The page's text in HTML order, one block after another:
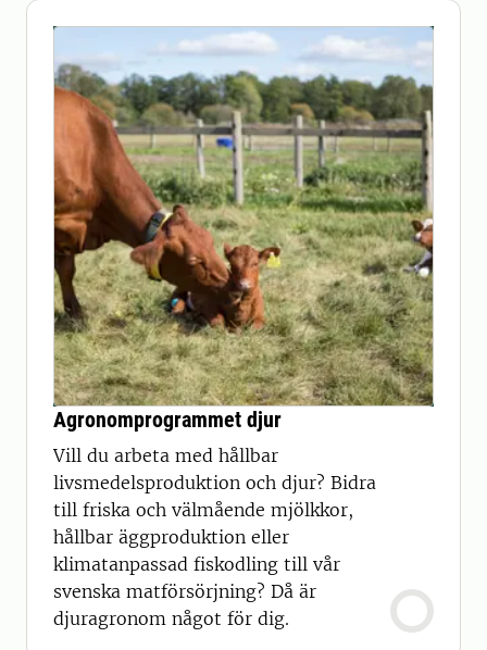
Agronomprogrammet djur
Vill du arbeta med hållbar
livsmedelsproduktion och djur? Bidra
till friska och välmående mjölkkor,
hållbar äggproduktion eller
klimatanpassad fiskodling till vår
svenska matförsörjning? Då är
djuragronom något för dig.